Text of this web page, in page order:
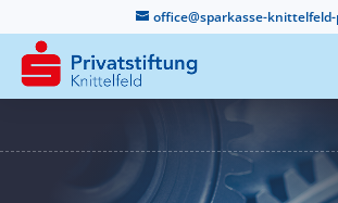
office@sparkasse-